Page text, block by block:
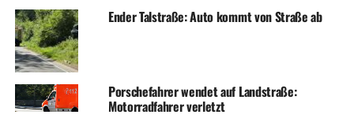
Ender Talstraße: Auto kommt von Straße ab
Porschefahrer wendet auf Landstraße:
Motorradfahrer verletzt